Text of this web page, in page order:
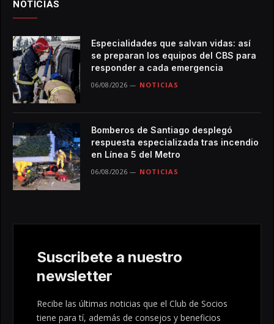
NOTICIAS
Especialidades que salvan vidas: así
se preparan los equipos del CBS para
responder a cada emergencia
06/08/2026 NOTICIAS
Bomberos de Santiago desplegó
respuesta especializada tras incendio
en Línea 5 del Metro
06/08/2026 NOTICIAS
Suscribete a nuestro
newsletter
Recibe las últimas noticias que el Club de Socios
tiene para tí, además de consejos y beneficios